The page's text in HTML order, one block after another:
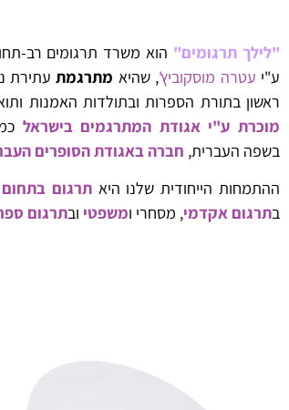
"לילך תרגומים" הוא משרד תרגומים רב-
ע"י עטרה מוסקוביץ', שהיא מתרגמתעתירת
ראשון בתורת הספרות ובתולדות האמנות
מוכרת ע"יאגודת המתרגמים בישראל
בשפה העברית, חברה באגודת הסופרים
ההתמחות הייחודית שלנו היאתרגום
בתרגום אקדמי, מסחרי ומשפטי ובתרגום